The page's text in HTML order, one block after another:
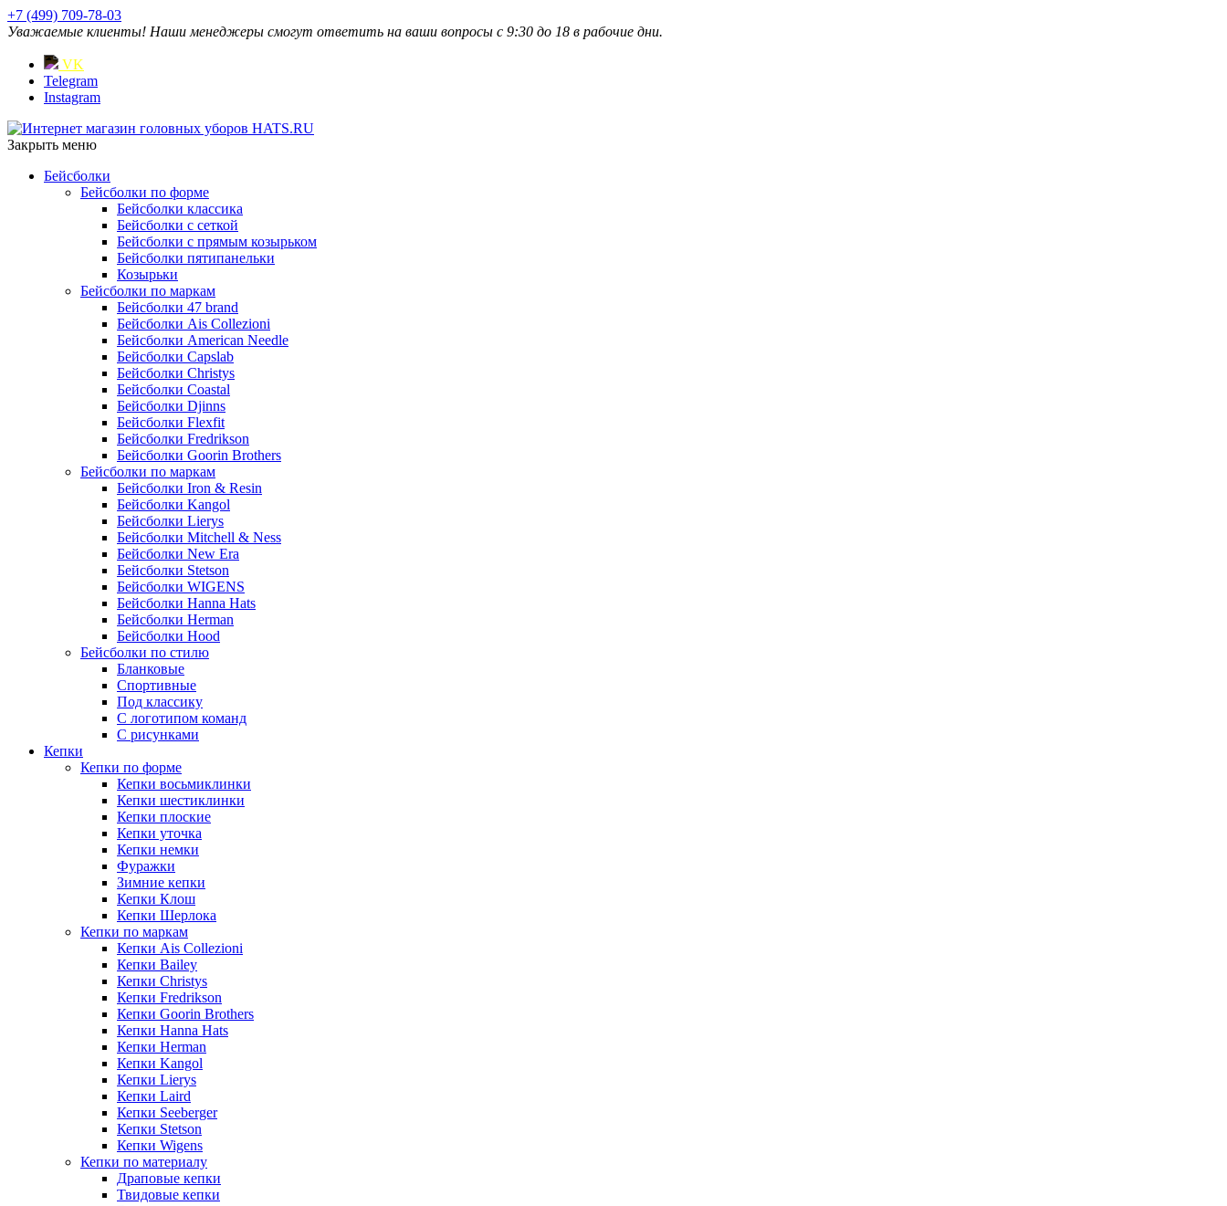
+7 (499) 709-78-03
Уважаемые клиенты! Наши менеджеры смогут ответить на ваши вопросы с 9:30 до 18 в рабочие дни.
VK
Telegram
Instagram
Закрыть меню
Бейсболки
Бейсболки по форме
Бейсболки классика
Бейсболки с сеткой
Бейсболки с прямым козырьком
Бейсболки пятипанельки
Козырьки
Бейсболки по маркам
Бейсболки 47 brand
Бейсболки Ais Collezioni
Бейсболки American Needle
Бейсболки Capslab
Бейсболки Christys
Бейсболки Coastal
Бейсболки Djinns
Бейсболки Flexfit
Бейсболки Fredrikson
Бейсболки Goorin Brothers
Бейсболки по маркам
Бейсболки Iron & Resin
Бейсболки Kangol
Бейсболки Lierys
Бейсболки Mitchell & Ness
Бейсболки New Era
Бейсболки Stetson
Бейсболки WIGENS
Бейсболки Hanna Hats
Бейсболки Herman
Бейсболки Hood
Бейсболки по стилю
Бланковые
Спортивные
Под классику
С логотипом команд
С рисунками
Кепки
Кепки по форме
Кепки восьмиклинки
Кепки шестиклинки
Кепки плоские
Кепки уточка
Кепки немки
Фуражки
Зимние кепки
Кепки Клош
Кепки Шерлока
Кепки по маркам
Кепки Ais Collezioni
Кепки Bailey
Кепки Christys
Кепки Fredrikson
Кепки Goorin Brothers
Кепки Hanna Hats
Кепки Herman
Кепки Kangol
Кепки Lierys
Кепки Laird
Кепки Seeberger
Кепки Stetson
Кепки Wigens
Кепки по материалу
Драповые кепки
Твидовые кепки